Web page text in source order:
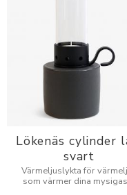
Lökenäs cylinder
svart
Värmeljuslykta för
som värmer dina